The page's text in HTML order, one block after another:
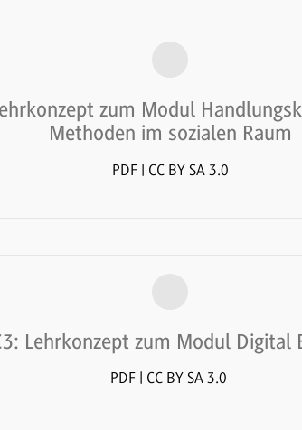
zum Modul
Methoden im sozialen Raum
PDF | CC BY SA 3.0
Lehrkonzept zum Modul Digital
PDF | CC BY SA 3.0